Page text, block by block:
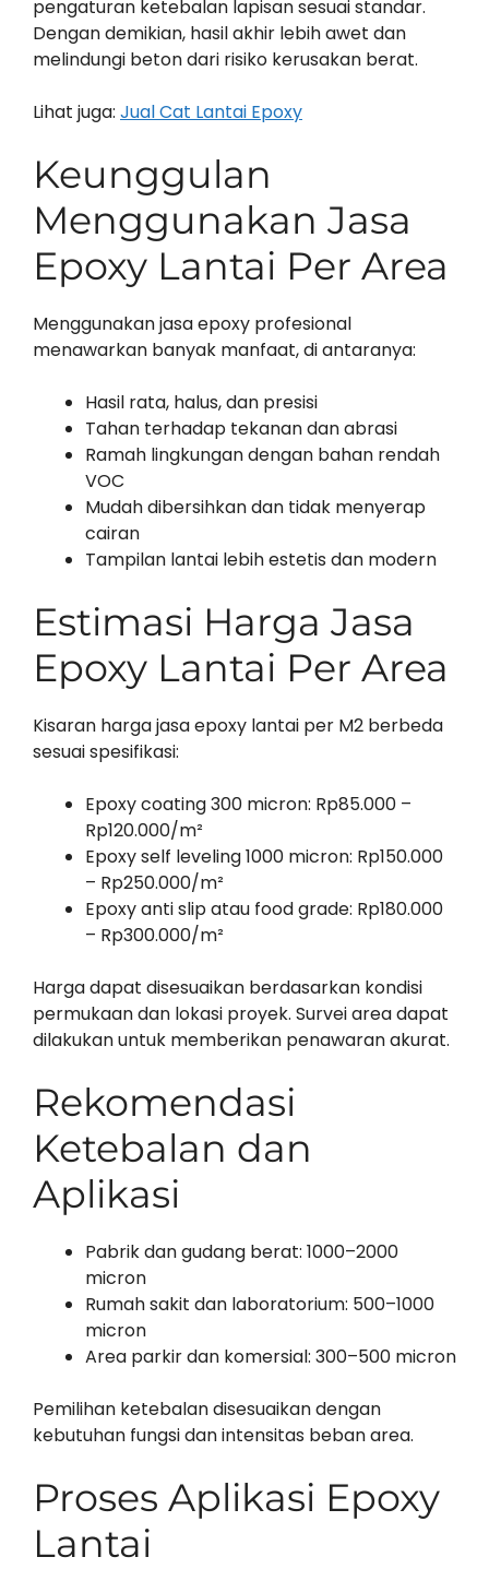
pengaturan ketebalan lapisan sesuai standar.
Dengan demikian, hasil akhir lebih awet dan
melindungi beton dari risiko kerusakan berat.
Lihat juga: Jual Cat Lantai Epoxy
Keunggulan
Menggunakan Jasa
Epoxy Lantai Per Area
Menggunakan jasa epoxy profesional
menawarkan banyak manfaat, di antaranya:
Hasil rata, halus, dan presisi
Tahan terhadap tekanan dan abrasi
Ramah lingkungan dengan bahan rendah
VOC
Mudah dibersihkan dan tidak menyerap
cairan
Tampilan lantai lebih estetis dan modern
Estimasi Harga Jasa
Epoxy Lantai Per Area
Kisaran harga jasa epoxy lantai per M2 berbeda
sesuai spesifikasi:
Epoxy coating 300 micron: Rp85.000 –
Rp120.000/m²
Epoxy self leveling 1000 micron: Rp150.000
– Rp250.000/m²
Epoxy anti slip atau food grade: Rp180.000
– Rp300.000/m²
Harga dapat disesuaikan berdasarkan kondisi
permukaan dan lokasi proyek. Survei area dapat
dilakukan untuk memberikan penawaran akurat.
Rekomendasi
Ketebalan dan
Aplikasi
Pabrik dan gudang berat: 1000–2000
micron
Rumah sakit dan laboratorium: 500–1000
micron
Area parkir dan komersial: 300–500 micron
Pemilihan ketebalan disesuaikan dengan
kebutuhan fungsi dan intensitas beban area.
Proses Aplikasi Epoxy
Lantai